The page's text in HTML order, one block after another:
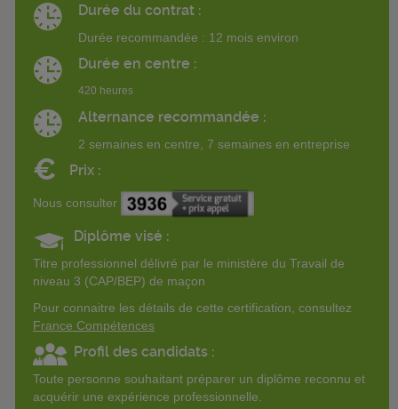
Durée du contrat :
Durée recommandée : 12 mois environ
Durée en centre :
420 heures
Alternance recommandée :
2 semaines en centre, 7 semaines en entreprise
€ Prix :
Nous consulter
Diplôme visé :
Titre professionnel délivré par le ministère du Travail de
niveau 3 (CAP/BEP) de maçon
Pour connaitre les détails de cette certification, consultez
France Compétences
Profil des candidats :
Toute personne souhaitant préparer un diplôme reconnu et
acquérir une expérience professionnelle.